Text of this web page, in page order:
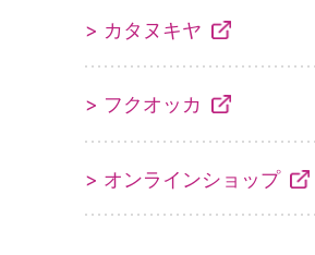
> カタヌキヤ
> フクオッカ
> オンラインショップ